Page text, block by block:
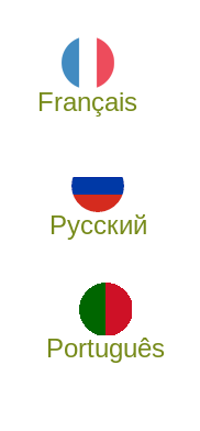
Français
Русский
Português